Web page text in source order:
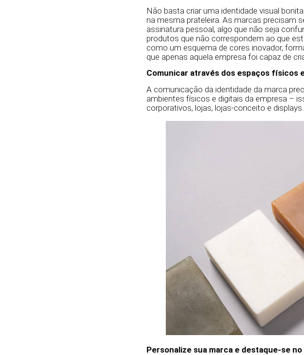
Não basta criar uma identidade visual
na mesma prateleira. As marcas precisam
assinatura pessoal, algo que não seja
produtos que não correspondem ao que
como um esquema de cores inovador,
que apenas aquela empresa foi capaz de
Comunicar através dos espaços físicos
A comunicação da identidade da marca
ambientes físicos e digitais da empresa –
corporativos, lojas, lojas-conceito e displays.
Personalize sua marca e destaque-se